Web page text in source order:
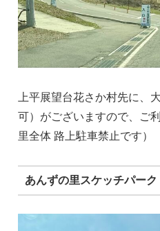
上平展望台花さか村先に、
可）がございますので、ご
里全体 路上駐車禁止です）
あんずの里スケッチパー